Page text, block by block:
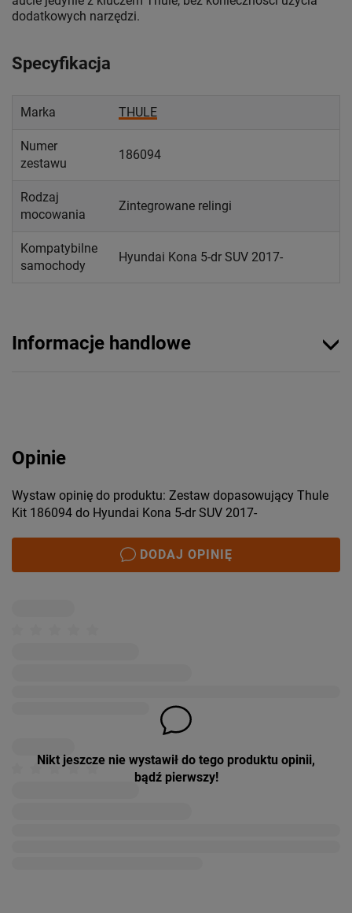
dodatkowych narzędzi.
Specyfikacja
Marka THULE
Numer
zestawu
186094
Rodzaj
mocowania
Zintegrowane relingi
Kompatybilne
samochody
Hyundai Kona 5-dr SUV 2017-
Informacje handlowe
Opinie
Wystaw opinię do produktu: Zestaw dopasowujący Thule
Kit 186094 do Hyundai Kona 5-dr SUV 2017-
DODAJ OPINIĘ
Nikt jeszcze nie wystawił do tego produktu opinii,
bądź pierwszy!